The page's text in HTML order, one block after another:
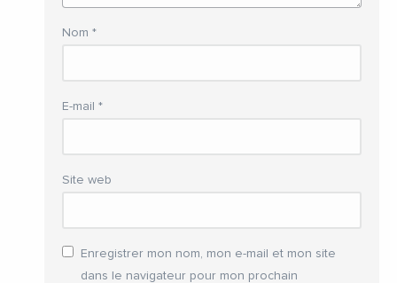
Nom *
E-mail *
Site web
Enregistrer mon nom, mon e-mail et mon site
dans le navigateur pour mon prochain